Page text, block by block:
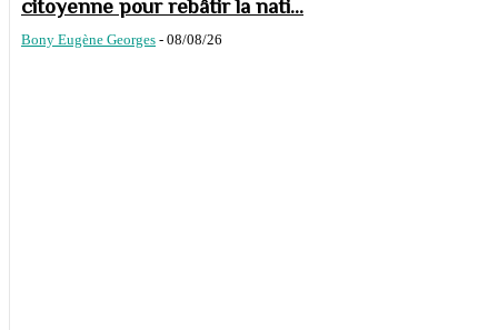
citoyenne pour rebâtir la nati...
Bony Eugène Georges - 08/08/26